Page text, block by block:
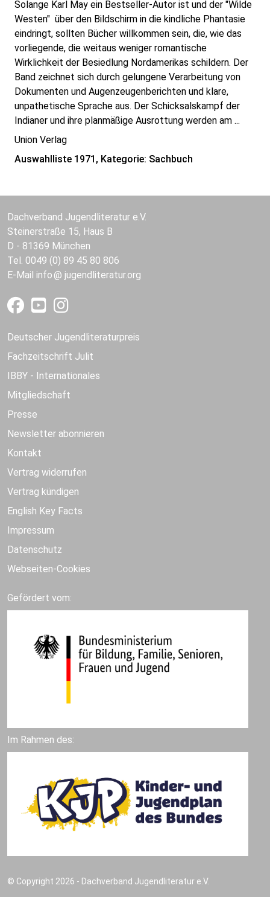
Solange Karl May ein Bestseller-Autor ist und der "Wilde
Westen" über den Bildschirm in die kindliche Phantasie
eindringt, sollten Bücher willkommen sein, die, wie das
vorliegende, die weitaus weniger romantische
Wirklichkeit der Besiedlung Nordamerikas schildern. Der
Band zeichnet sich durch gelungene Verarbeitung von
Dokumenten und Augenzeugenberichten und klare,
unpathetische Sprache aus. Der Schicksalskampf der
Indianer und ihre planmäßige Ausrottung werden am ...
Union Verlag
Auswahlliste 1971, Kategorie: Sachbuch
Dachverband Jugendliteratur e.V.
Steinerstraße 15, Haus B
D - 81369 München
Tel. 0049 (0) 89 45 80 806
E-Mail info jugendliteratur.org
Deutscher Jugendliteraturpreis
Fachzeitschrift Julit
IBBY - Internationales
Mitgliedschaft
Presse
Newsletter abonnieren
Kontakt
Vertrag widerrufen
Vertrag kündigen
English Key Facts
Impressum
Datenschutz
Webseiten-Cookies
Gefördert vom:
Im Rahmen des:
© Copyright 2026 - Dachverband Jugendliteratur e.V.